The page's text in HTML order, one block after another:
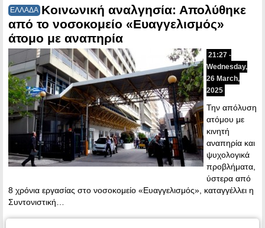
ΕΛΛΑΔΑ Κοινωνική αναλγησία: Απολύθηκε
από το νοσοκομείο «Ευαγγελισμός»
άτομο με αναπηρία
21:27 -
Wednesday,
26 March,
2025
Την απόλυση
ατόμου με
κινητή
αναπηρία και
ψυχολογικά
προβλήματα,
ύστερα από
8 χρόνια εργασίας στο νοσοκομείο «Ευαγγελισμός», καταγγέλλει η
Συντονιστική…